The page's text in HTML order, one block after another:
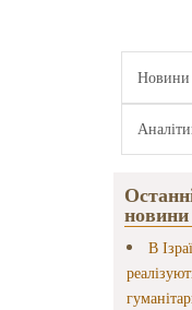
Новини
новини
В